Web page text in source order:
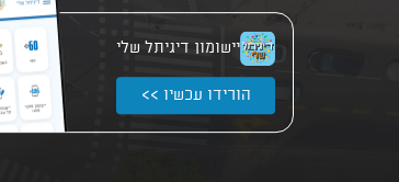
יישומון דיגיתל שלי
הורידו עכשיו >>